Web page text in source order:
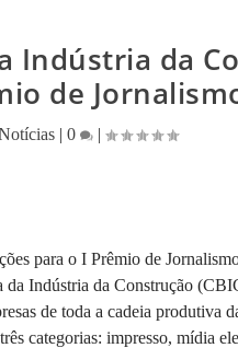
Indústria da
de
|0 |
para o I Prêmio de
Indústria da Construção
de toda a cadeia produtiva
categorias: impresso, mídia